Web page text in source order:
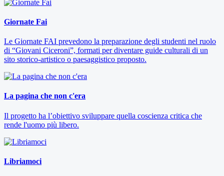
Giornate Fai
Le Giornate FAI prevedono la preparazione degli studenti nel ruolo
di “Giovani Ciceroni”, formati per diventare guide culturali di un
sito storico-artistico o paesaggistico proposto.
La pagina che non c'era
Il progetto ha l’obiettivo sviluppare quella coscienza critica che
rende l'uomo più libero.
Libriamoci